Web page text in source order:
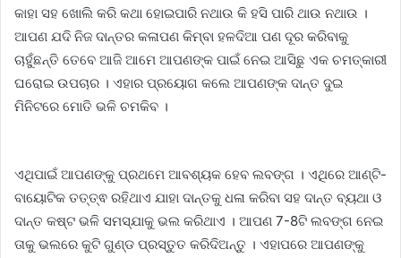
କାହା ସହ ଖୋଲି କରି କଥା ହୋଇପାରି ନଥାଉ କି ହସି ପାରି ଥାଉ ନଥାଉ ।
ଆପଣ ଯଦି ନିଜ ଦାନ୍ତର କଳାପଣ କିମ୍ବା ହଳଦିଆ ପଣ ଦୂର କରିବାକୁ
ଚାହୁଁଛନ୍ତି ତେବେ ଆଜି ଆମେ ଆପଣଙ୍କ ପାଇଁ ନେଇ ଆସିଛୁ ଏକ ଚମତ୍କାରୀ
ଘରୋଇ ଉପଚାର । ଏହାର ପ୍ରୟୋଗ କଲେ ଆପଣଙ୍କ ଦାନ୍ତ ଦୁଇ
ମିନିଟରେ ମୋତି ଭଳି ଚମକିବ ।
ଏଥିପାଇଁ ଆପଣଙ୍କୁ ପ୍ରଥମେ ଆବଶ୍ୟକ ହେବ ଲବଙ୍ଗ । ଏଥିରେ ଆଣ୍ଟି-
ବାୟୋଟିକ ତତ୍ତ୍ଵ ରହିଥାଏ ଯାହା ଦାନ୍ତକୁ ଧଳା କରିବା ସହ ଦାନ୍ତ ବ୍ୟଥା ଓ
ଦାନ୍ତ କଷ୍ଟ ଭଳି ସମସ୍ଯାକୁ ଭଲ କରିଥାଏ । ଆପଣ 7-8ଟି ଲବଙ୍ଗ ନେଇ
ତାକୁ ଭଲରେ କୁଟି ଗୁଣ୍ଡ ପ୍ରସ୍ତୁତ କରିଦିଅନ୍ତୁ । ଏହାପରେ ଆପଣଙ୍କୁ